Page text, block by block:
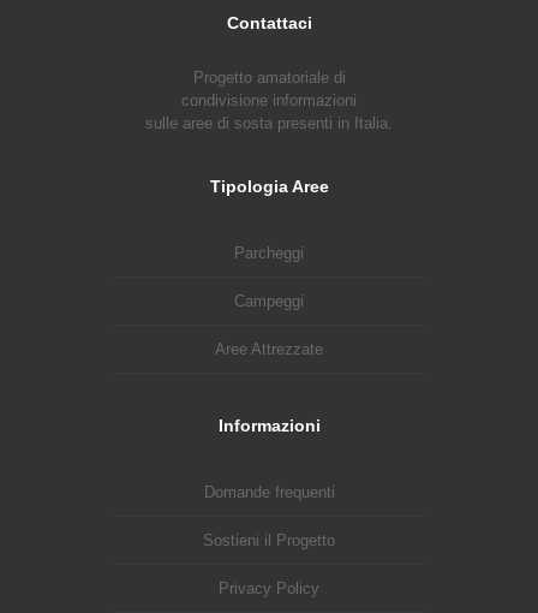
Contattaci
Progetto amatoriale di
condivisione informazioni
sulle aree di sosta presenti in Italia.
Tipologia Aree
Parcheggi
Campeggi
Aree Attrezzate
Informazioni
Domande frequenti
Sostieni il Progetto
Privacy Policy